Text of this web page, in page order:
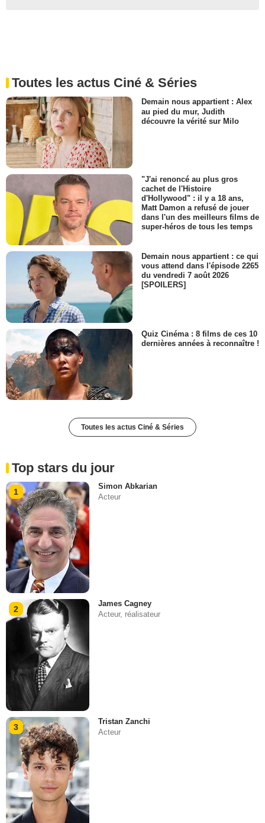
Toutes les actus Ciné & Séries
Demain nous appartient : Alex
au pied du mur, Judith
découvre la vérité sur Milo
"J'ai renoncé au plus gros
cachet de l'Histoire
d'Hollywood" : il y a 18 ans,
Matt Damon a refusé de jouer
dans l'un des meilleurs films de
super-héros de tous les temps
Demain nous appartient : ce qui
vous attend dans l'épisode 2265
du vendredi 7 août 2026
[SPOILERS]
Quiz Cinéma : 8 films de ces 10
dernières années à reconnaître !
Toutes les actus Ciné & Séries
Top stars du jour
1
Simon Abkarian
Acteur
2
James Cagney
Acteur, réalisateur
3
Tristan Zanchi
Acteur